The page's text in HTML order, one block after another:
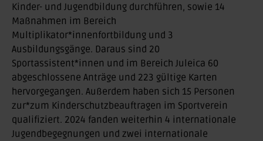
Kinder- und Jugendbildung durchführen, sowie 14
Maßnahmen im Bereich
Multiplikator*innenfortbildung und 3
Ausbildungsgänge. Daraus sind 20
Sportassistent*innen und im Bereich Juleica 60
abgeschlossene Anträge und 223 gültige Karten
hervorgegangen. Außerdem haben sich 15 Personen
zur*zum Kinderschutzbeauftragen im Sportverein
qualifiziert. 2024 fanden weiterhin 4 internationale
Jugendbegegnungen und zwei internationale